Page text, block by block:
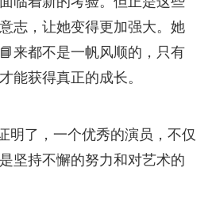
志，让她变得更加强大。她
来都不是一帆风顺的，只有
能获得真正的成长。
明了，一个优秀的演员，不仅
坚持不懈的努力和对艺术的